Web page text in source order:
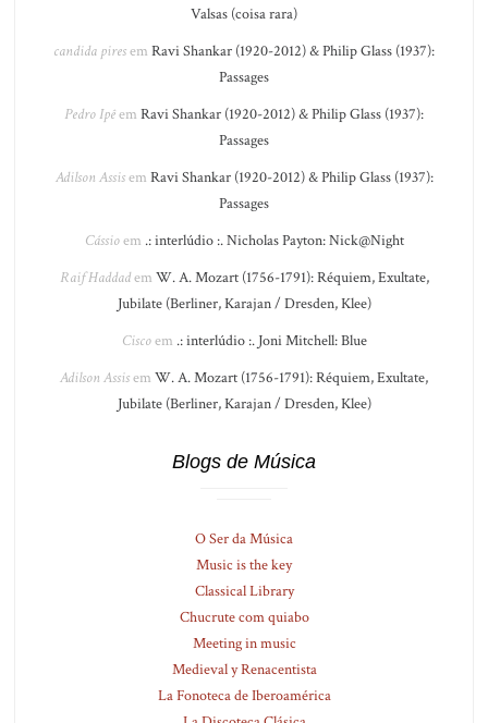
Valsas (coisa rara)
candida piresem Ravi Shankar (1920-2012) & Philip Glass (1937):
Passages
Pedro Ipêem Ravi Shankar (1920-2012) & Philip Glass (1937):
Passages
Adilson Assisem Ravi Shankar (1920-2012) & Philip Glass (1937):
Passages
Cássioem .: interlúdio :. Nicholas Payton: Nick@Night
Raif Haddadem W. A. Mozart (1756-1791): Réquiem, Exultate,
Jubilate (Berliner, Karajan / Dresden, Klee)
Ciscoem .: interlúdio :. Joni Mitchell: Blue
Adilson Assisem W. A. Mozart (1756-1791): Réquiem, Exultate,
Jubilate (Berliner, Karajan / Dresden, Klee)
Blogs de Música
O Ser da Música
Music is the key
Classical Library
Chucrute com quiabo
Meeting in music
Medieval y Renacentista
La Fonoteca de Iberoamérica